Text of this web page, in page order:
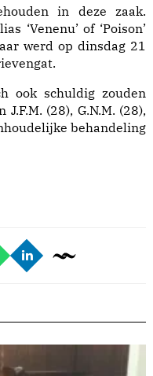
in deze zaak.
‘Venenu’ of ‘Poison’
werd op dinsdag 21
ook schuldig zouden
(28), G.N.M. (28),
behandeling